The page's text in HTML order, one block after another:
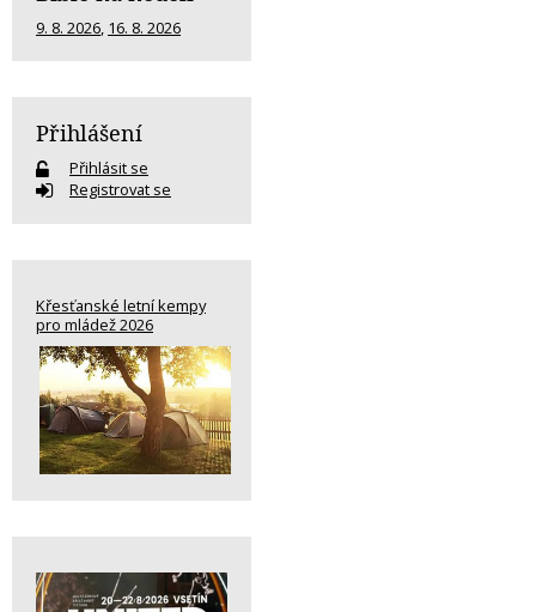
9. 8. 2026, 16. 8. 2026
Přihlášení
Přihlásit se
Registrovat se
Křesťanské letní kempy
pro mládež 2026